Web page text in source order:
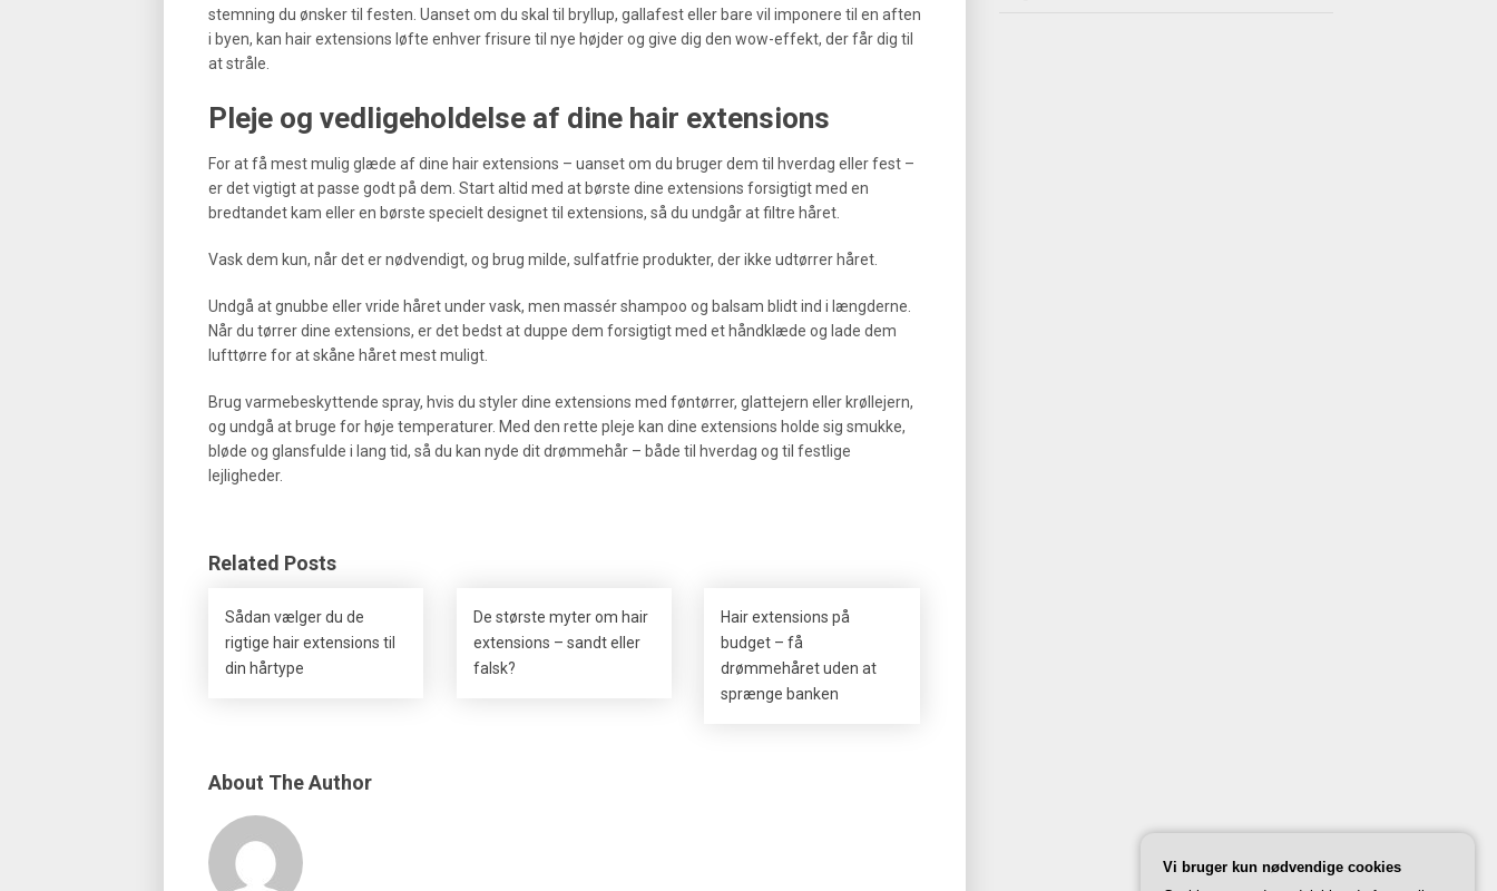
stemning du ønsker til festen. Uanset om du skal til bryllup, gallafest eller bare vil imponere til en aften
i byen, kan hair extensions løfte enhver frisure til nye højder og give dig den wow-effekt, der får dig til
at stråle.
Pleje og vedligeholdelse af dine hair extensions
For at få mest mulig glæde af dine hair extensions – uanset om du bruger dem til hverdag eller fest –
er det vigtigt at passe godt på dem. Start altid med at børste dine extensions forsigtigt med en
bredtandet kam eller en børste specielt designet til extensions, så du undgår at filtre håret.
Vask dem kun, når det er nødvendigt, og brug milde, sulfatfrie produkter, der ikke udtørrer håret.
Undgå at gnubbe eller vride håret under vask, men massér shampoo og balsam blidt ind i længderne.
Når du tørrer dine extensions, er det bedst at duppe dem forsigtigt med et håndklæde og lade dem
lufttørre for at skåne håret mest muligt.
Brug varmebeskyttende spray, hvis du styler dine extensions med føntørrer, glattejern eller krøllejern,
og undgå at bruge for høje temperaturer. Med den rette pleje kan dine extensions holde sig smukke,
bløde og glansfulde i lang tid, så du kan nyde dit drømmehår – både til hverdag og til festlige
lejligheder.
Related Posts
Sådan vælger du de
rigtige hair extensions til
din hårtype
De største myter om hair
extensions – sandt eller
falsk?
Hair extensions på
budget – få
drømmehåret uden at
sprænge banken
About The Author
Vi bruger kun nødvendige cookies